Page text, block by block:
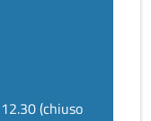
(chiuso